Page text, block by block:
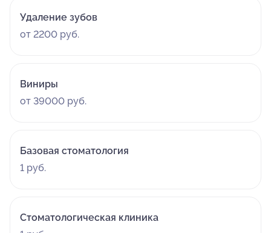
Удаление зубов
от 2200 руб.
Виниры
от 39000 руб.
Базовая стоматология
1 руб.
Стоматологическая клиника